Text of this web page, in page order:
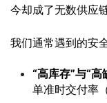
今却成了无数供应
我们通常遇到的安
“高库存”与“高
单准时交付率